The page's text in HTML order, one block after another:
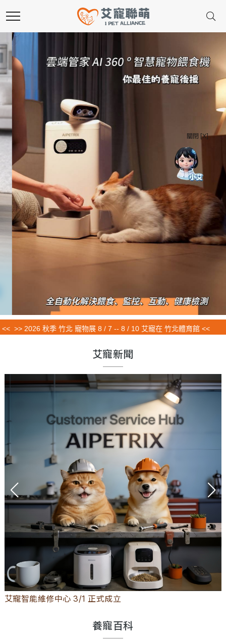
秋季 竹北 寵物展 8 / 7 -- 8 / 10 艾寵在 竹北體育館 <<
艾寵新聞
2026 艾寵聯萌 秋季寵物展 竹北 登場
養寵百科
關閉 [X]